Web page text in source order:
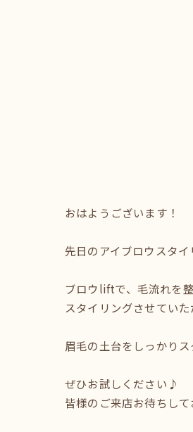
おはようございます！
先日のアイブロウスタ
ブロウliftで、毛流れを
スタイリングさせていた
眉毛の土台をしっかり
ぜひお試しください♪
皆様のご来店お待ちして